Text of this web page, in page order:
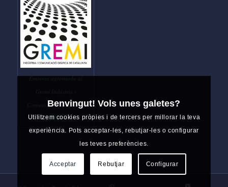
Empresa agremiada al
Comunicació Gràfica de
Catalunya
Benvingut! Vols unes galetes?
Utilitzem cookies pròpies i de tercers per millorar la teva
experiència. Pots acceptar-les, rebutjar-les o configurar
les teves preferències.
Acceptar Rebutjar Configurar